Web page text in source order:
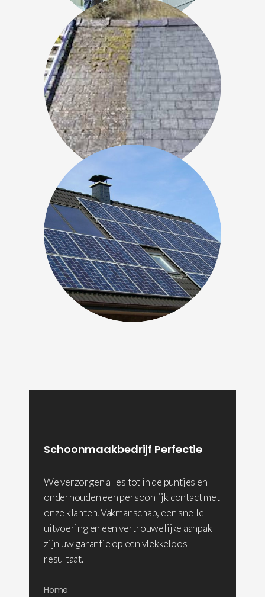
Schoonmaakbedrijf Perfectie
We verzorgen alles tot in de puntjes en
onderhouden een persoonlijk contact met
onze klanten. Vakmanschap, een snelle
uitvoering en een vertrouwelijke aanpak
zijn uw garantie op een vlekkeloos
resultaat.
Home